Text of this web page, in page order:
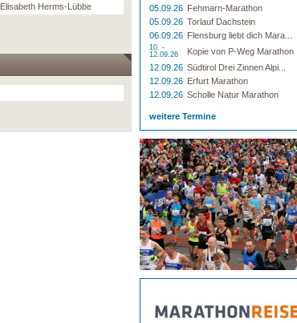
Elisabeth Herms-Lübbe
05.09.26 Fehmarn-Marathon
05.09.26 Torlauf Dachstein
06.09.26 Flensburg liebt dich Mara...
10. -
12.09.26
Kopie von P-Weg Marathon
12.09.26 Südtirol Drei Zinnen Alpi...
12.09.26 Erfurt Marathon
12.09.26 Scholle Natur Marathon
weitere Termine